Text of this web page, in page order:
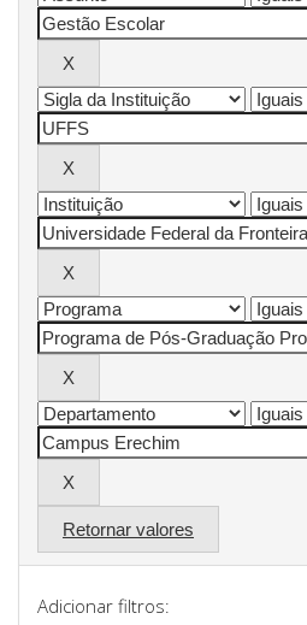
Retornar valores
Adicionar filtros: